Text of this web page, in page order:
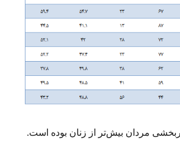
مردان بیش‌تر از زنان بوده است.